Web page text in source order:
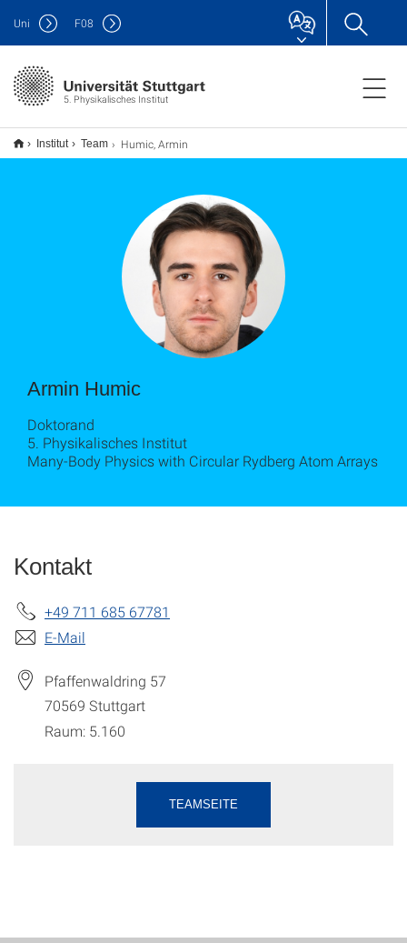
5. Physikalisches Institut
Uni F08
Institut Team Humic, Armin
Armin Humic
Doktorand
5. Physikalisches Institut
Many-Body Physics with Circular Rydberg Atom Arrays
Kontakt
+49 711 685 67781
E-Mail
Pfaffenwaldring 57
70569 Stuttgart
Raum: 5.160
TEAMSEITE